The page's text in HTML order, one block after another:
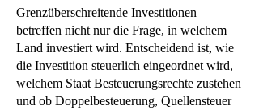
Grenzüberschreitende Investitionen
betreffen nicht nur die Frage, in welchem
Land investiert wird. Entscheidend ist, wie
die Investition steuerlich eingeordnet wird,
welchem Staat Besteuerungsrechte zustehen
und ob Doppelbesteuerung, Quellensteuer